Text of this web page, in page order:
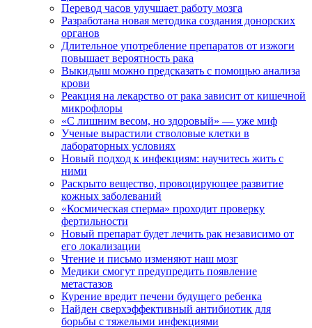
Перевод часов улучшает работу мозга
Разработана новая методика создания донорских
органов
Длительное употребление препаратов от изжоги
повышает вероятность рака
Выкидыш можно предсказать с помощью анализа
крови
Реакция на лекарство от рака зависит от кишечной
микрофлоры
«С лишним весом, но здоровый» — уже миф
Ученые вырастили стволовые клетки в
лабораторных условиях
Новый подход к инфекциям: научитесь жить с
ними
Раскрыто вещество, провоцирующее развитие
кожных заболеваний
«Космическая сперма» проходит проверку
фертильности
Новый препарат будет лечить рак независимо от
его локализации
Чтение и письмо изменяют наш мозг
Медики смогут предупредить появление
метастазов
Курение вредит печени будущего ребенка
Найден сверхэффективный антибиотик для
борьбы с тяжелыми инфекциями